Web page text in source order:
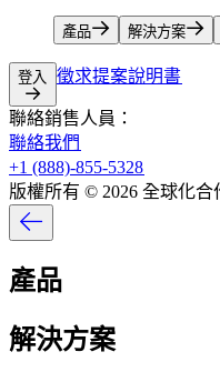
產品​​ 解決方案​​
登入​​ 徵求提案說明書​​
聯絡銷售人員：​​
聯絡我們​​
+1 (888)-855-5328​​
版權所有 © 2026 全球化合
產品​​
解決方案​​